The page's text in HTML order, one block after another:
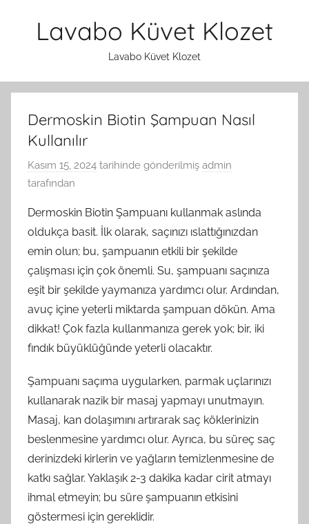
Lavabo Küvet Klozet
Lavabo Küvet Klozet
Dermoskin Biotin Şampuan Nasıl
Kullanılır
Kasım 15, 2024 tarihinde gönderilmiş admin
tarafından
Dermoskin Biotin Şampuanı kullanmak aslında
oldukça basit. İlk olarak, saçınızı ıslattığınızdan
emin olun; bu, şampuanın etkili bir şekilde
çalışması için çok önemli. Su, şampuanı saçınıza
eşit bir şekilde yaymanıza yardımcı olur. Ardından,
avuç içine yeterli miktarda şampuan dökün. Ama
dikkat! Çok fazla kullanmanıza gerek yok; bir, iki
fındık büyüklüğünde yeterli olacaktır.
Şampuanı saçıma uygularken, parmak uçlarınızı
kullanarak nazik bir masaj yapmayı unutmayın.
Masaj, kan dolaşımını artırarak saç köklerinizin
beslenmesine yardımcı olur. Ayrıca, bu süreç saç
derinizdeki kirlerin ve yağların temizlenmesine de
katkı sağlar. Yaklaşık 2-3 dakika kadar cirit atmayı
ihmal etmeyin; bu süre şampuanın etkisini
göstermesi için gereklidir.